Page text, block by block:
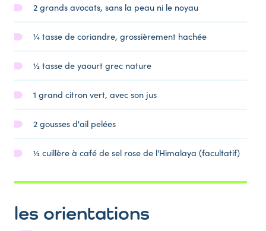
2 grands avocats, sans la peau ni le noyau
¼ tasse de coriandre, grossièrement hachée
½ tasse de yaourt grec nature
1 grand citron vert, avec son jus
2 gousses d'ail pelées
½ cuillère à café de sel rose de l'Himalaya (facultatif)
les orientations